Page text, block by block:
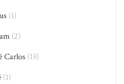
(1)
(2)
Carlos (13)
(1)